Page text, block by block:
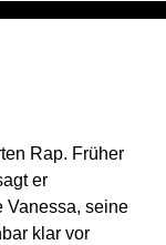
Rap. Früher
er
Vanessa, seine
klar vor